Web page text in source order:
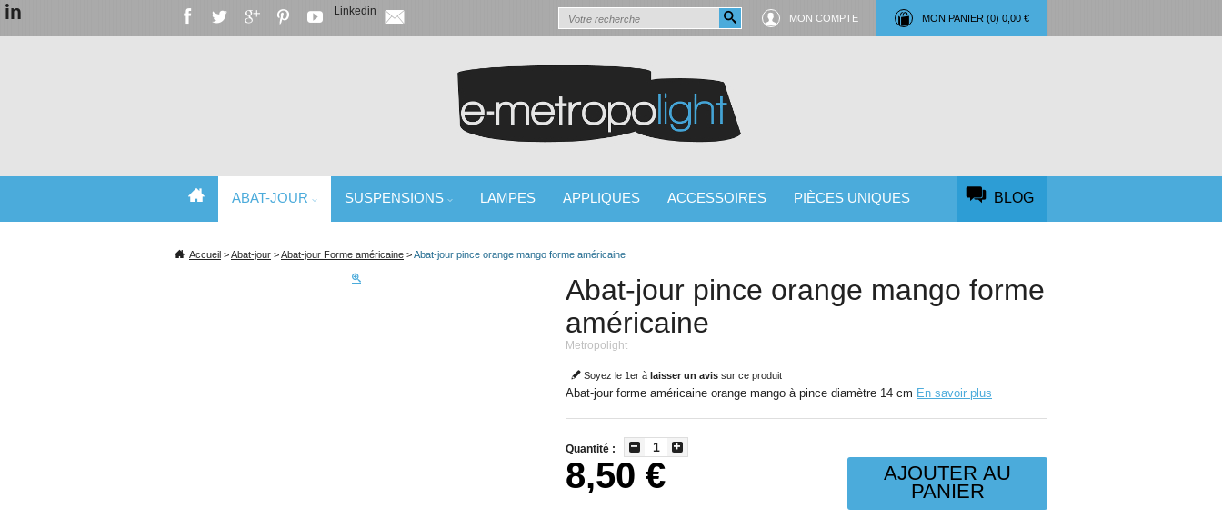
SPÉCIALISTE DE L'ABAT-JOUR ET DU LUMINAIRE
ABAT-JOUR SUSPENSIONS LAMPES APPLIQUES ACCESSOIRES PIÈCES UNIQUES BLOG
Accueil >Abat-jour >Abat-jour Forme américaine >Abat-jour pince orange mango forme américaine
Abat-jour pince orange mango forme
américaine
Metropolight
Soyez le 1er à laisser un avis sur ce produit
Abat-jour forme américaine orange mango à pince diamètre 14 cm En savoir plus
Quantité :
8,50 €
AJOUTER AU
PANIER
in Linkedin
MON COMPTE MON PANIER (0) 0,00 €